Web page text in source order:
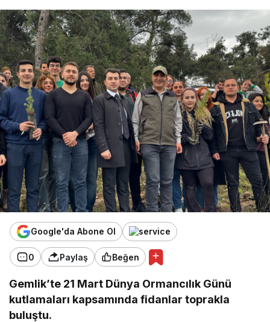
Google'da Abone Ol
0 Paylaş Beğen
Gemlik’te 21 Mart Dünya Ormancılık Günü
kutlamaları kapsamında fidanlar toprakla
buluştu.